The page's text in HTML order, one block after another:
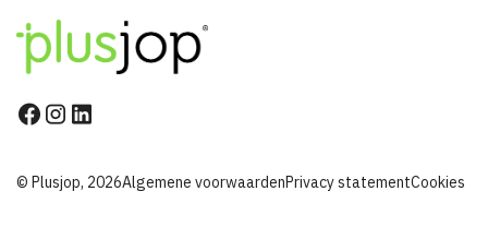
© Plusjop, 2026Algemene voorwaardenPrivacy statementCookies